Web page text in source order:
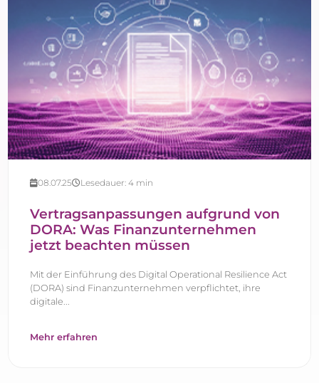
08.07.25 Lesedauer: 4 min
Vertragsanpassungen aufgrund von
DORA: Was Finanzunternehmen
jetzt beachten müssen
Mit der Einführung des Digital Operational Resilience Act
(DORA) sind Finanzunternehmen verpflichtet, ihre
digitale...
Mehr erfahren